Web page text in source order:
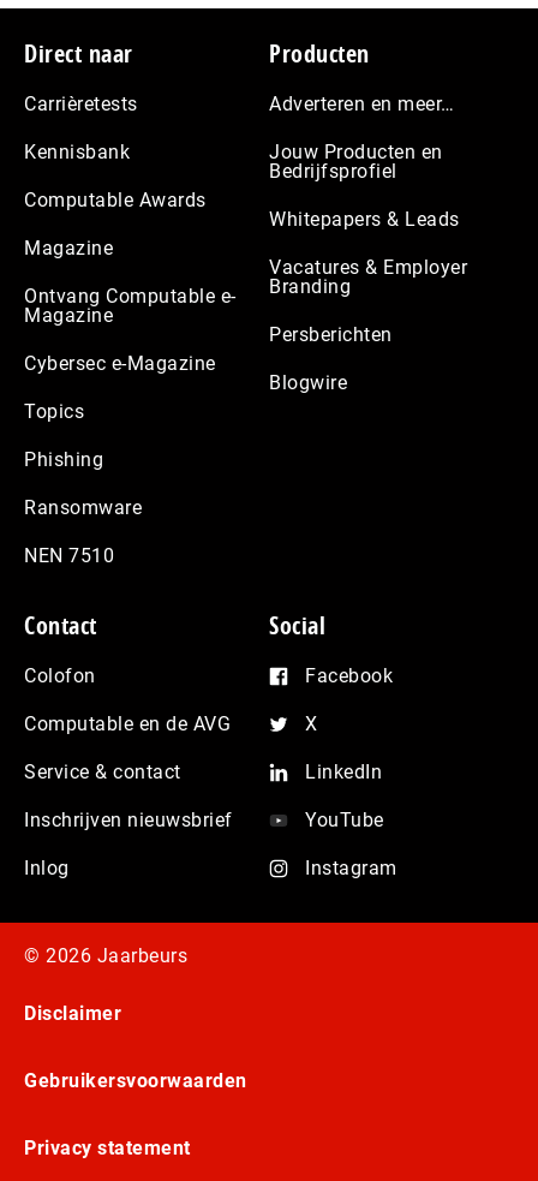
Footer
Direct naar
Carrièretests
Kennisbank
Computable Awards
Magazine
Ontvang Computable e-
Magazine
Cybersec e-Magazine
Topics
Phishing
Ransomware
NEN 7510
Producten
Adverteren en meer…
Jouw Producten en
Bedrijfsprofiel
Whitepapers & Leads
Vacatures & Employer
Branding
Persberichten
Blogwire
Contact
Colofon
Computable en de AVG
Service & contact
Inschrijven nieuwsbrief
Inlog
Social
Facebook
X
LinkedIn
YouTube
Instagram
© 2026 Jaarbeurs
Disclaimer
Gebruikersvoorwaarden
Privacy statement